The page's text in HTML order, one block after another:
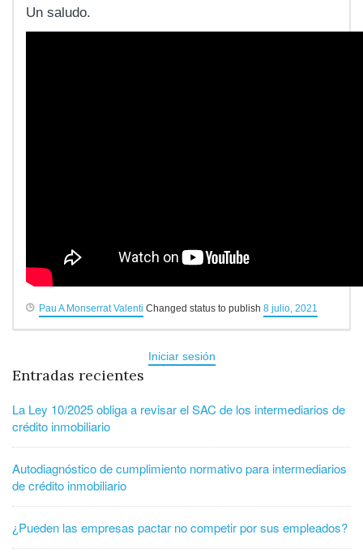
Un saludo.
Pau A Monserrat Valenti Changed status to publish 8 julio, 2021
Iniciar sesión
Entradas recientes
La Ley 10/2025 obliga a revisar el SAC de los intermediarios de
crédito inmobiliario
Autodiagnóstico de cumplimiento normativo para intermediarios
de crédito inmobiliario
¿Pueden las empresas pactar no competir por sus empleados?